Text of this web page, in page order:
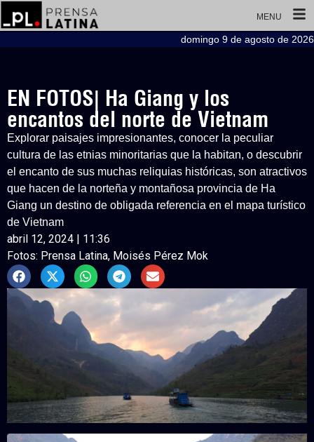
MENU
domingo 9 de agosto de 2026
EN FOTOS| Ha Giang y los
encantos del norte de Vietnam
Explorar paisajes impresionantes, conocer la peculiar
cultura de las etnias minoritarias que la habitan, o descubrir
el encanto de sus muchas reliquias históricas, son atractivos
que hacen de la norteña y montañosa provincia de Ha
Giang un destino de obligada referencia en el mapa turístico
de Vietnam
abril 12, 2024 | 11:36
Fotos: Prensa Latina, Moisés Pérez Mok